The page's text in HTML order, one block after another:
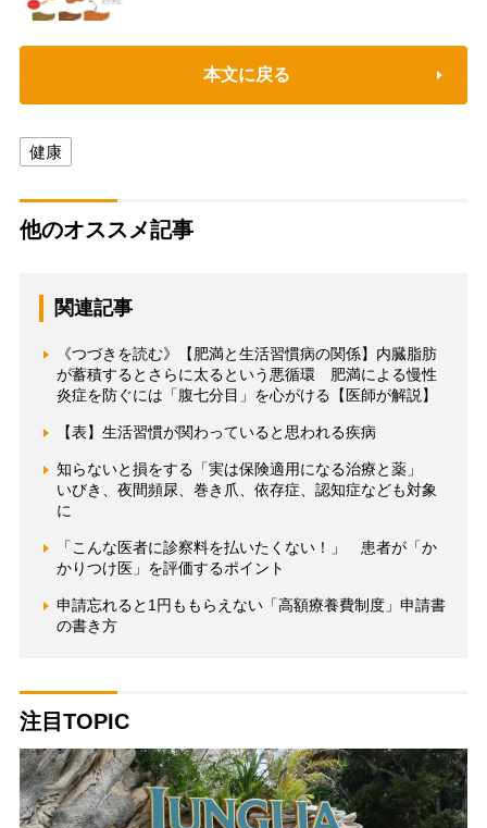
本文に戻る
健康
他のオススメ記事
関連記事
《つづきを読む》【肥満と生活習慣病の関係】内臓脂肪
が蓄積するとさらに太るという悪循環 肥満による慢性
炎症を防ぐには「腹七分目」を心がける【医師が解説】
【表】生活習慣が関わっていると思われる疾病
知らないと損をする「実は保険適用になる治療と薬」
いびき、夜間頻尿、巻き爪、依存症、認知症なども対象
に
「こんな医者に診察料を払いたくない！」 患者が「か
かりつけ医」を評価するポイント
申請忘れると1円ももらえない「高額療養費制度」申請書
の書き方
注目TOPIC